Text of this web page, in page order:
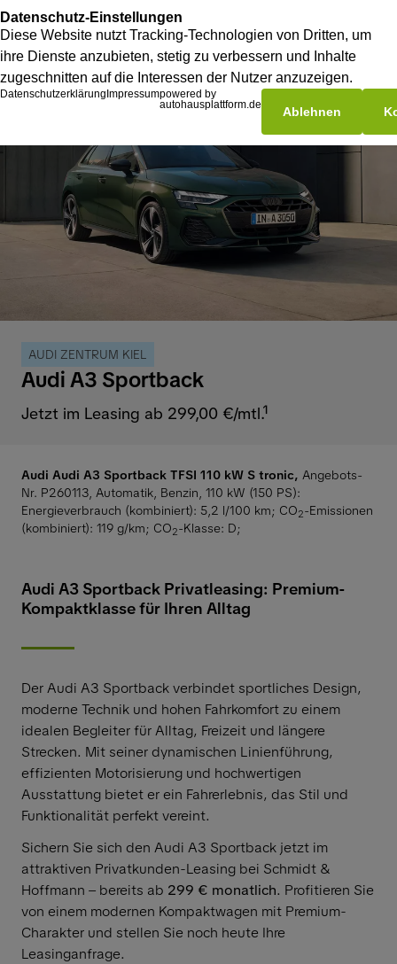
AUDI ZENTRUM KIEL
Audi A3 Sportback
Jetzt im Leasing ab 299,00 €/mtl.¹
Audi Audi A3 Sportback TFSI 110 kW S tronic, Angebots-
Nr. P260113, Automatik, Benzin, 110 kW (150 PS):
Energieverbrauch (kombiniert): 5,2 l/100 km; CO2-Emissionen
(kombiniert): 119 g/km; CO2-Klasse: D;
Audi A3 Sportback Privatleasing: Premium-
Kompaktklasse für Ihren Alltag
Der Audi A3 Sportback verbindet sportliches Design,
moderne Technik und hohen Fahrkomfort zu einem
idealen Begleiter für Alltag, Freizeit und längere
Strecken. Mit seiner dynamischen Linienführung,
effizienten Motorisierung und hochwertigen
Ausstattung bietet er ein Fahrerlebnis, das Stil und
Funktionalität perfekt vereint.
Sichern Sie sich den Audi A3 Sportback jetzt im
attraktiven Privatkunden-Leasing bei Schmidt &
Hoffmann – bereits ab 299 € monatlich. Profitieren Sie
von einem modernen Kompaktwagen mit Premium-
Charakter und stellen Sie noch heute Ihre
Leasinganfrage.